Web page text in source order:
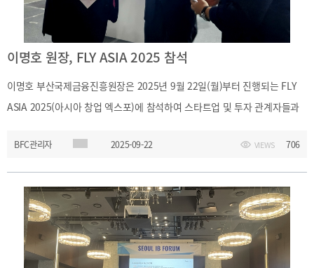
이명호 원장, FLY ASIA 2025 참석
이명호 부산국제금융진흥원장은 2025년 9월 22일(월)부터 진행되는 FLY
ASIA 2025(아시아 창업 엑스포)에 참석하여 스타트업 및 투자 관계자들과
강화 방안에 대한 의견을 나누었습니다.
BFC관리자 2025-09-22 VIEWS 706